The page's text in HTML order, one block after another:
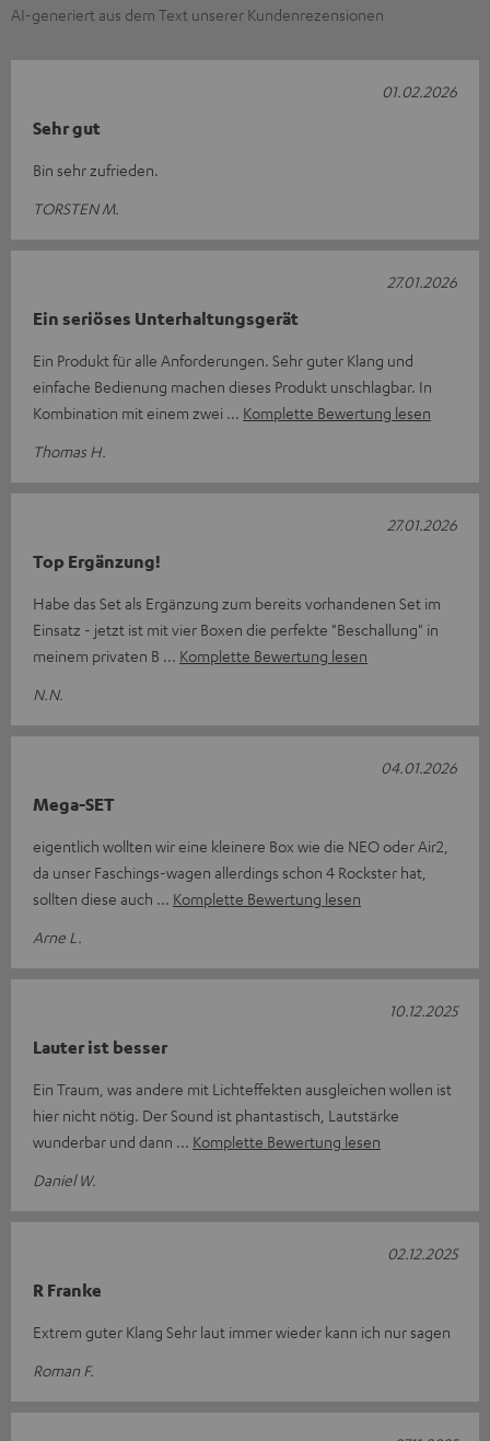
AI-generiert aus dem Text unserer Kundenrezensionen
Sehr gut
Bin sehr zufrieden.
TORSTEN M.
01.02.2026
Ein seriöses Unterhaltungsgerät
Ein Produkt für alle Anforderungen. Sehr guter Klang und
einfache Bedienung machen dieses Produkt unschlagbar. In
Kombination mit einem zwei
Komplette Bewertung lesen
Thomas H.
27.01.2026
Top Ergänzung!
Habe das Set als Ergänzung zum bereits vorhandenen Set im
Einsatz - jetzt ist mit vier Boxen die perfekte "Beschallung" in
meinem privaten B
Komplette Bewertung lesen
N.N.
27.01.2026
Mega-SET
eigentlich wollten wir eine kleinere Box wie die NEO oder Air2,
da unser Faschings-wagen allerdings schon 4 Rockster hat,
sollten diese auch
Komplette Bewertung lesen
Arne L.
04.01.2026
Lauter ist besser
Ein Traum, was andere mit Lichteffekten ausgleichen wollen ist
hier nicht nötig. Der Sound ist phantastisch, Lautstärke
wunderbar und dann
Komplette Bewertung lesen
Daniel W.
10.12.2025
R Franke
Extrem guter Klang Sehr laut immer wieder kann ich nur sagen
Roman F.
02.12.2025